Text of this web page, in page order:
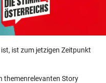
ist zum jetzigen Zeitpunkt
themenrelevanten Story